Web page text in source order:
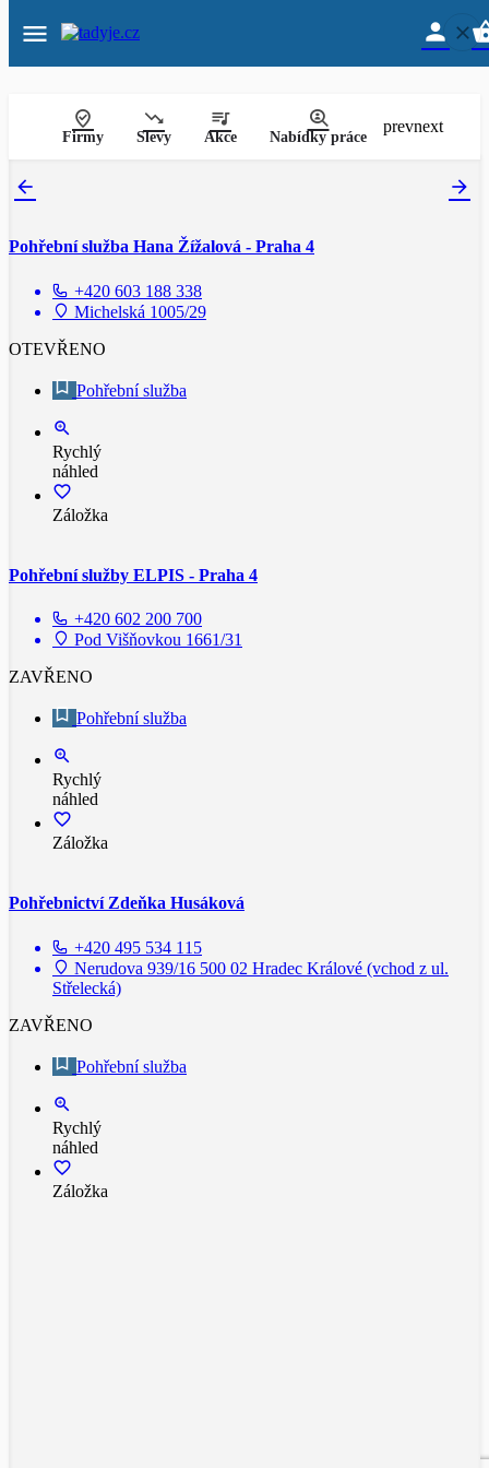
Firmy Slevy Akce Nabídky práce
prevnext
Pohřební služba Hana Žížalová - Praha 4
+420 603 188 338
Michelská 1005/29
OTEVŘENO
Pohřební služba
Rychlý
náhled
Záložka
Pohřební služby ELPIS - Praha 4
+420 602 200 700
Pod Višňovkou 1661/31
ZAVŘENO
Pohřební služba
Rychlý
náhled
Záložka
Pohřebnictví Zdeňka Husáková
+420 495 534 115
Nerudova 939/16 500 02 Hradec Králové (vchod z ul.
Střelecká)
ZAVŘENO
Pohřební služba
Rychlý
náhled
Záložka